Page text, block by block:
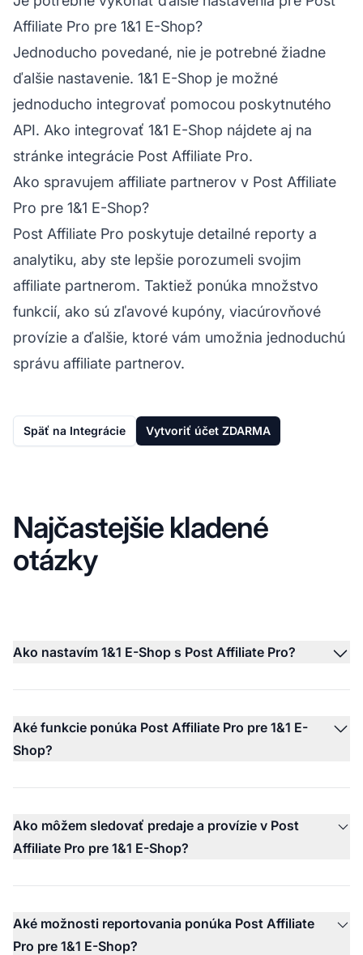
Affiliate Pro pre 1&1 E-Shop?
Jednoducho povedané, nie je potrebné žiadne
ďalšie nastavenie. 1&1 E-Shop je možné
jednoducho integrovať pomocou poskytnutého
API. Ako integrovať 1&1 E-Shop nájdete aj na
stránke integrácie Post Affiliate Pro.
Ako spravujem affiliate partnerov v Post Affiliate
Pro pre 1&1 E-Shop?
Post Affiliate Pro poskytuje detailné reporty a
analytiku, aby ste lepšie porozumeli svojim
affiliate partnerom. Taktiež ponúka množstvo
funkcií, ako sú zľavové kupóny, viacúrovňové
provízie a ďalšie, ktoré vám umožnia jednoduchú
správu affiliate partnerov.
Späť na Integrácie Vytvoriť účet ZDARMA
Najčastejšie kladené
otázky
Ako nastavím 1&1 E-Shop s Post Affiliate Pro?
Aké funkcie ponúka Post Affiliate Pro pre 1&1 E-
Shop?
Ako môžem sledovať predaje a provízie v Post
Affiliate Pro pre 1&1 E-Shop?
Aké možnosti reportovania ponúka Post Affiliate
Pro pre 1&1 E-Shop?